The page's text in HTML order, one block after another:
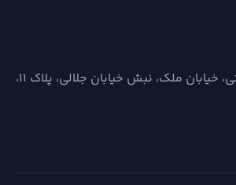
تهران، خیابان شریعتی، خیابان ملک، نبش خیابان جلالی، پلاک ۱۱،